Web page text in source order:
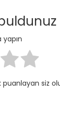
puanlayan siz